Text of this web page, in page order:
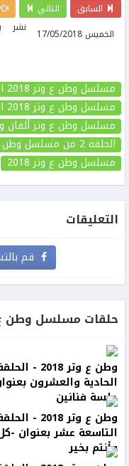
السابق التالي
نشر
الخميس 17/05/2018
مسلسل وطن ع وتر 2018 الحلقة 2 الاعراس
مسلسل وطن ع وتر 2018 الحلقة اثنان
مسلسل وطن ع وتر ألفان
الحلقة 2 من مسلسل وطن ع
مسلسل وطن ع وتر 2018
التعليقات
قم
حلقات مسلسل وطن ع
وطن ع وتر 2018 -
الحادية والعشرون
جلسة فنانين
وطن ع وتر 2018 -
التاسعة عشر بعنوان -
وأنتم بخير